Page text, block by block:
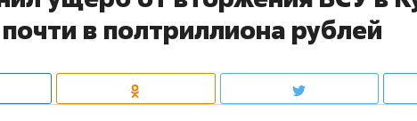
в полтриллиона рублей